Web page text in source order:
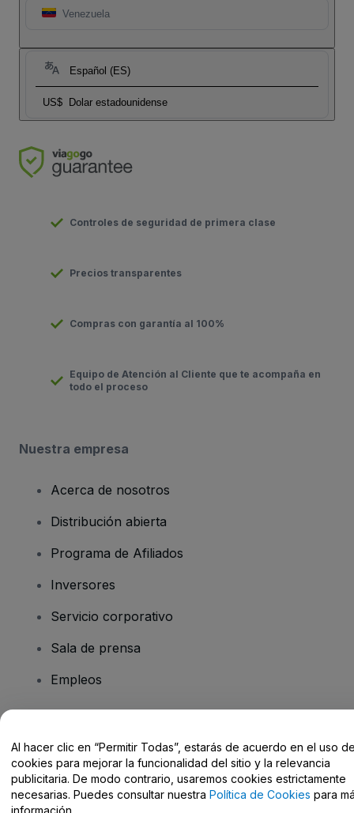
Venezuela
Español (ES)
US$ Dolar estadounidense
Controles de seguridad de primera clase
Precios transparentes
Compras con garantía al 100%
Equipo de Atención al Cliente que te acompaña en
todo el proceso
Nuestra empresa
Acerca de nosotros
Distribución abierta
Programa de Afiliados
Inversores
Servicio corporativo
Sala de prensa
Empleos
Centro de Ayuda / Contacto
Al hacer clic en “Permitir Todas”, estarás de acuerdo en el uso
cookies para mejorar la funcionalidad del sitio y la relevancia
publicitaria. De modo contrario, usaremos cookies estrictamente
necesarias. Puedes consultar nuestra Política de Cookies para
información.